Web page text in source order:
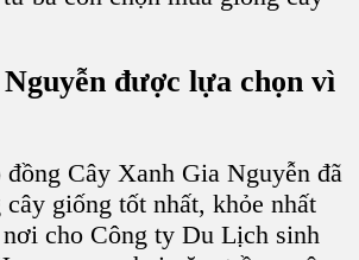
được lựa chọn vì
Cây Xanh Gia Nguyễn đã
cây giống tốt nhất, khỏe nhất
cho Công ty Du Lịch sinh